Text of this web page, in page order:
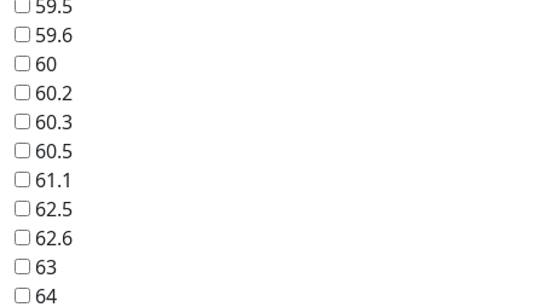
59.5
59.6
60
60.2
60.3
60.5
61.1
62.5
62.6
63
64